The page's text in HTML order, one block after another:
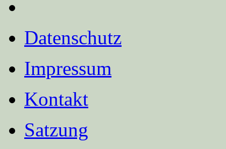
Datenschutz
Impressum
Kontakt
Satzung